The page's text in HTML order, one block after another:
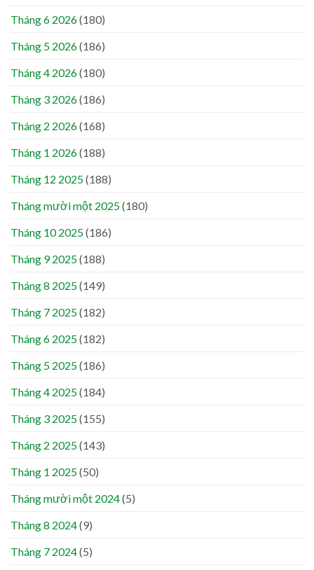
Tháng 6 2026(180)
Tháng 5 2026(186)
Tháng 4 2026(180)
Tháng 3 2026(186)
Tháng 2 2026(168)
Tháng 1 2026(188)
Tháng 12 2025(188)
Tháng mười một 2025(180)
Tháng 10 2025(186)
Tháng 9 2025(188)
Tháng 8 2025(149)
Tháng 7 2025(182)
Tháng 6 2025(182)
Tháng 5 2025(186)
Tháng 4 2025(184)
Tháng 3 2025(155)
Tháng 2 2025(143)
Tháng 1 2025(50)
Tháng mười một 2024(5)
Tháng 8 2024(9)
Tháng 7 2024(5)